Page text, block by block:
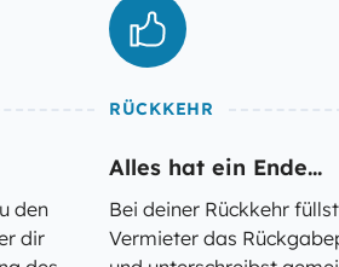
den
dir
RÜCKKEHR
Alles hat ein Ende...
Bei deiner Rückkehr
Vermieter das